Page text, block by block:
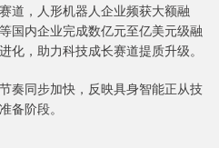
，人形机器人企业频获大额融
国内企业完成数亿元至亿美元级融
化，助力科技成长赛道提质升级。
同步加快，反映具身智能正从技
备阶段。